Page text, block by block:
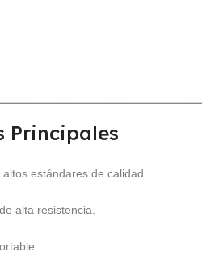
Principales
estándares de calidad.
alta resistencia.